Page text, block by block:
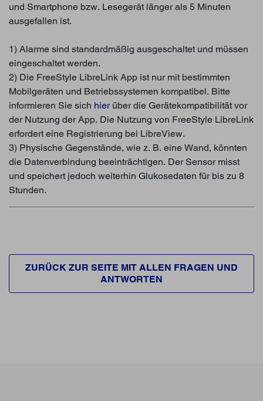
und Smartphone bzw. Lesegerät länger als 5 Minuten
ausgefallen ist.
1) Alarme sind standardmäßig ausgeschaltet und müssen
eingeschaltet werden.
2) Die FreeStyle LibreLink App ist nur mit bestimmten
Mobilgeräten und Betriebssystemen kompatibel. Bitte
informieren Sie sich hierüber die Gerätekompatibilität vor
der Nutzung der App. Die Nutzung von FreeStyle LibreLink
erfordert eine Registrierung bei LibreView.
3) Physische Gegenstände, wie z. B. eine Wand, könnten
die Datenverbindung beeinträchtigen. Der Sensor misst
und speichert jedoch weiterhin Glukosedaten für bis zu 8
Stunden.
ZURÜCK ZUR SEITE MIT ALLEN FRAGEN UND
ANTWORTEN